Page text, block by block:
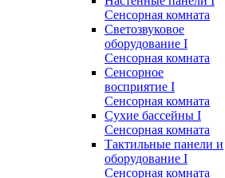
Сенсорная комната
Светозвуковое
оборудование I
Сенсорная комната
Сенсорное
восприятие I
Сенсорная комната
Сухие бассейны I
Сенсорная комната
Тактильные панели и
оборудование I
Сенсорная комната